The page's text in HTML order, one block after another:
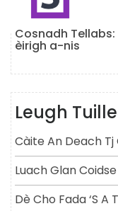
Cosnadh
èirigh a-nis
Leugh
Càite An Deach
Luach Glan
Dè Cho Fada ‘s A